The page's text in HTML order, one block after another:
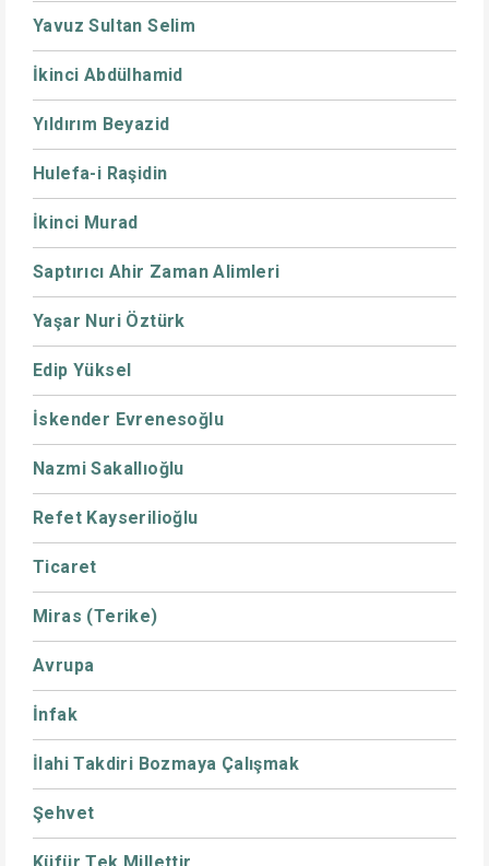
Yavuz Sultan Selim
İkinci Abdülhamid
Yıldırım Beyazid
Hulefa-i Raşidin
İkinci Murad
Saptırıcı Ahir Zaman Alimleri
Yaşar Nuri Öztürk
Edip Yüksel
İskender Evrenesoğlu
Nazmi Sakallıoğlu
Refet Kayserilioğlu
Ticaret
Miras (Terike)
Avrupa
İnfak
İlahi Takdiri Bozmaya Çalışmak
Şehvet